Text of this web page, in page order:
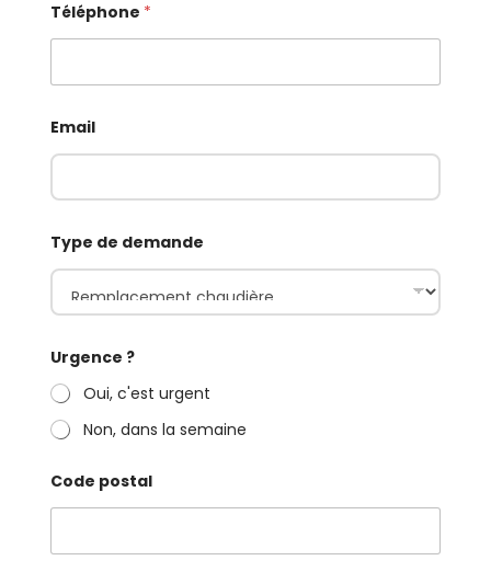
Téléphone *
Email
Type de demande
Urgence ?
Oui, c'est urgent
Non, dans la semaine
Code postal